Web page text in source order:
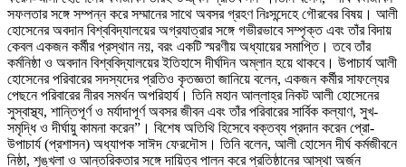
সফলতার সঙ্গে সম্পন্ন করে সম্মানের সাথে অবসর গ্রহণ নিঃসন্দেহে গৌরবের বিষয়। আলী
হোসেনের অবদান বিশ্ববিদ্যালয়ের অগ্রযাত্রার সঙ্গে গভীরভাবে সম্পৃক্ত এবং তাঁর বিদায়
কেবল একজন কর্মীর প্রস্থান নয়, বরং একটি স্মরণীয় অধ্যায়ের সমাপ্তি। তবে তাঁর
কর্মনিষ্ঠা ও অবদান বিশ্ববিদ্যালয়ের ইতিহাসে দীর্ঘদিন অম্লান হয়ে থাকবে। উপাচার্য আলী
হোসেনের পরিবারের সদস্যদের প্রতিও কৃতজ্ঞতা জানিয়ে বলেন, একজন কর্মীর সাফল্যের
পেছনে পরিবারের নীরব সমর্থন অপরিহার্য। তিনি মহান আল্লাহ্র নিকট আলী হোসেনের
সুস্বাস্থ্য, শান্তিপূর্ণ ও মর্যাদাপূর্ণ অবসর জীবন এবং তাঁর পরিবারের সার্বিক কল্যাণ, সুখ-
সমৃদ্ধি ও দীর্ঘায়ু কামনা করেন”। বিশেষ অতিথি হিসেবে বক্তব্য প্রদান করেন প্রো-
উপাচার্য (প্রশাসন) অধ্যাপক সাঈদ ফেরদৌস। তিনি বলেন, আলী হোসেন দীর্ঘ কর্মজীবনে
নিষ্ঠা, শৃঙ্খলা ও আন্তরিকতার সঙ্গে দায়িত্ব পালন করে প্রতিষ্ঠানের আস্থা অর্জন